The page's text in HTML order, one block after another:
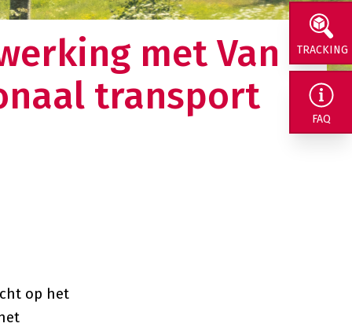
naar ons
TRACKING
FAQ
met Van
transport
op het